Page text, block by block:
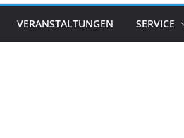
VERANSTALTUNGEN SERVICE